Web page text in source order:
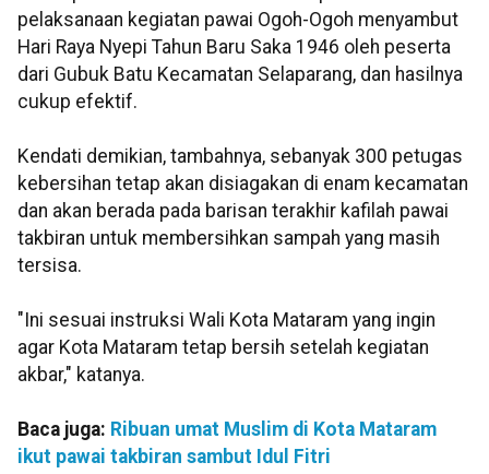
pelaksanaan kegiatan pawai Ogoh-Ogoh menyambut
Hari Raya Nyepi Tahun Baru Saka 1946 oleh peserta
dari Gubuk Batu Kecamatan Selaparang, dan hasilnya
cukup efektif.
Kendati demikian, tambahnya, sebanyak 300 petugas
kebersihan tetap akan disiagakan di enam kecamatan
dan akan berada pada barisan terakhir kafilah pawai
takbiran untuk membersihkan sampah yang masih
tersisa.
"Ini sesuai instruksi Wali Kota Mataram yang ingin
agar Kota Mataram tetap bersih setelah kegiatan
akbar," katanya.
Baca juga: Ribuan umat Muslim di Kota Mataram
ikut pawai takbiran sambut Idul Fitri